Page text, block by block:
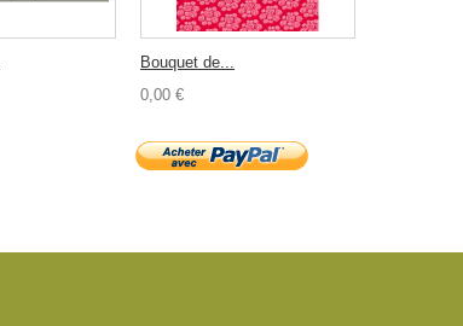
Bouquet de...
0,00 €